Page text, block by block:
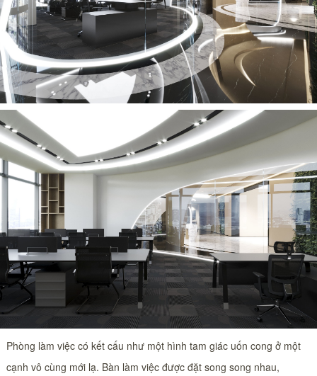
Phòng làm việc có kết cấu như một hình tam giác uốn cong ở một
cạnh vô cùng mới lạ. Bàn làm việc được đặt song song nhau,